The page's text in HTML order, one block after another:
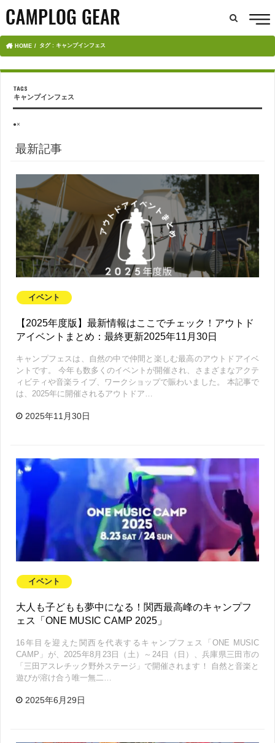
HOME タグ : キャンプインフェス
キャンプインフェス
●×
最新記事
イベント
【2025年度版】最新情報はここでチェック！アウトド
アイベントまとめ：最終更新2025年11月30日
キャンプフェスは、自然の中で仲間と楽しむ最高のアウトドアイベ
ントです。 今年も数多くのイベントが開催され、さまざまなアクテ
ィビティや音楽ライブ、ワークショップで賑わいました。 本記事で
は、2025年に開催されるアウトドア…
2025年11月30日
イベント
大人も子どもも夢中になる！関西最高峰のキャンプフ
ェス「ONE MUSIC CAMP 2025」
16年目を迎えた関西を代表するキャンプフェス「ONE MUSIC
CAMP」が、2025年8月23日（土）～24日（日）、兵庫県三田市の
「三田アスレチック野外ステージ」で開催されます！ 自然と音楽と
遊びが溶け合う唯一無二…
2025年6月29日